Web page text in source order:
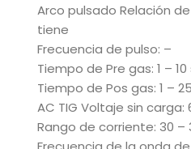
Arco pulsado Relación
tiene
Frecuencia de pulso: –
Tiempo de Pre gas: 1 – 10
Tiempo de Pos gas: 1 –
AC TIG Voltaje sin carga:
Rango de corriente: 30 –